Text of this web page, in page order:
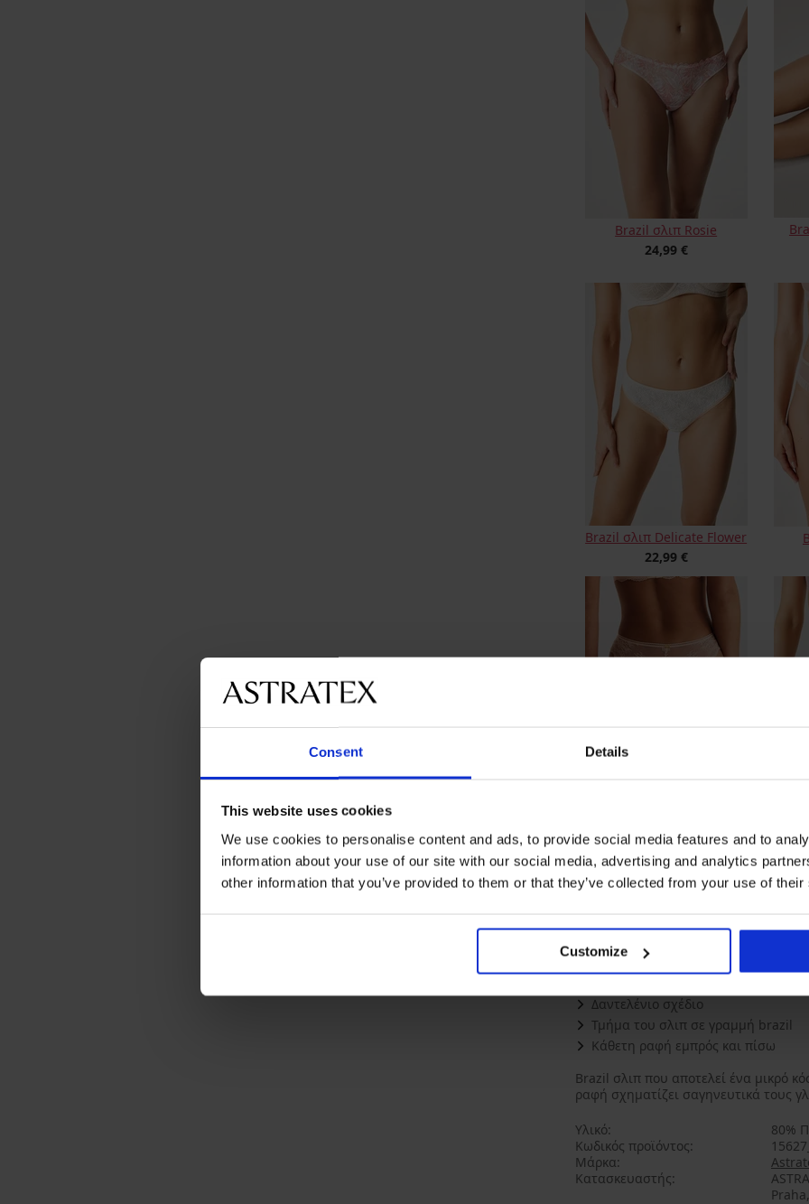
Consent Details
This website uses cookies
We use cookies to personalise content and ads, to provide social media features and to
information about your use of our site with our social media, advertising and analytics
other information that you’ve provided to them or that they’ve collected from your use of
Customize
Brazil σλιπ Rosie
24,99 €
Brazil σλιπ Delicate Flower
22,99 €
Brazil σλιπ Selmark Manuela
47,99 €
ΠΕΡΙΓΡΑΦΗ
Δαντελένιο σχέδιο
Τμήμα του σλιπ σε γραμμή brazil
Κάθετη ραφή εμπρός και πίσω
Brazil σλιπ που αποτελεί ένα μικρό
ραφή σχηματίζει σαγηνευτικά τους
Υλικό
80%
Κωδικός προϊόντος
Μάρκα
Κατασκευαστής